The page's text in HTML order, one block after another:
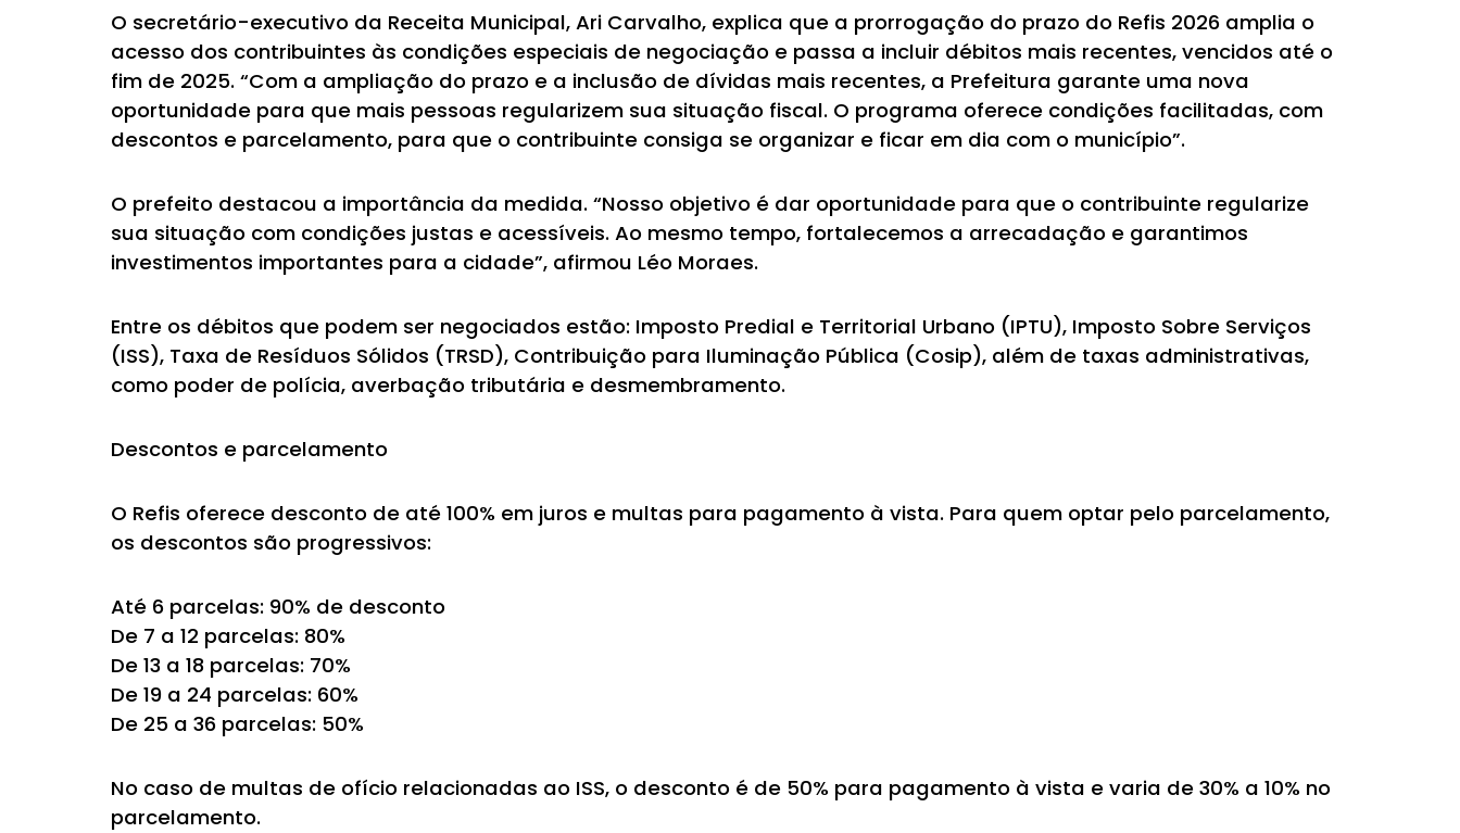
O secretário-executivo da Receita Municipal, Ari Carvalho, explica que a prorrogação do prazo do Refis 2026 amplia o
acesso dos contribuintes às condições especiais de negociação e passa a incluir débitos mais recentes, vencidos até o
fim de 2025. “Com a ampliação do prazo e a inclusão de dívidas mais recentes, a Prefeitura garante uma nova
oportunidade para que mais pessoas regularizem sua situação fiscal. O programa oferece condições facilitadas, com
descontos e parcelamento, para que o contribuinte consiga se organizar e ficar em dia com o município”.
O prefeito destacou a importância da medida. “Nosso objetivo é dar oportunidade para que o contribuinte regularize
sua situação com condições justas e acessíveis. Ao mesmo tempo, fortalecemos a arrecadação e garantimos
investimentos importantes para a cidade”, afirmou Léo Moraes.
Entre os débitos que podem ser negociados estão: Imposto Predial e Territorial Urbano (IPTU), Imposto Sobre Serviços
(ISS), Taxa de Resíduos Sólidos (TRSD), Contribuição para Iluminação Pública (Cosip), além de taxas administrativas,
como poder de polícia, averbação tributária e desmembramento.
Descontos e parcelamento
O Refis oferece desconto de até 100% em juros e multas para pagamento à vista. Para quem optar pelo parcelamento,
os descontos são progressivos:
Até 6 parcelas: 90% de desconto
De 7 a 12 parcelas: 80%
De 13 a 18 parcelas: 70%
De 19 a 24 parcelas: 60%
De 25 a 36 parcelas: 50%
No caso de multas de ofício relacionadas ao ISS, o desconto é de 50% para pagamento à vista e varia de 30% a 10% no
parcelamento.